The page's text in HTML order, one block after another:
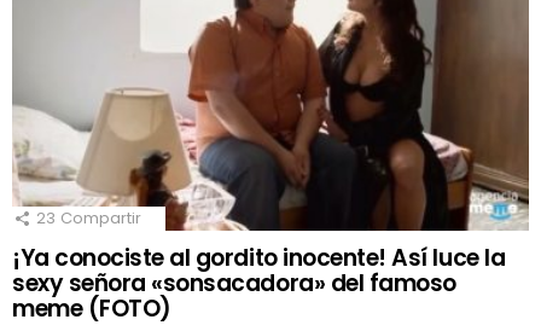
23 Compartir
¡Ya conociste al gordito inocente! Así luce la
sexy señora «sonsacadora» del famoso
meme (FOTO)